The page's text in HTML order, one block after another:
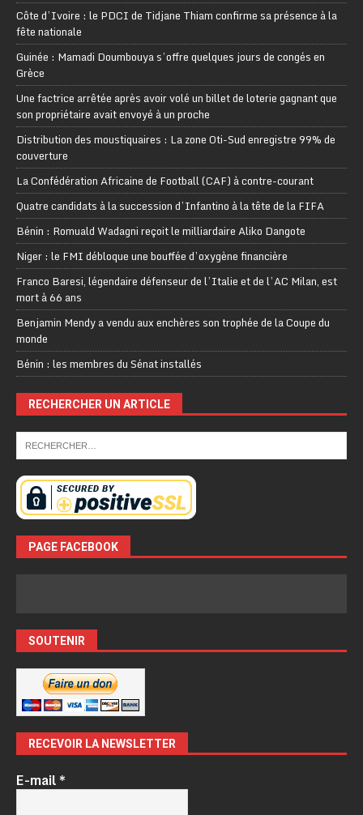
Côte d’Ivoire : le PDCI de Tidjane Thiam confirme sa présence à la
fête nationale
Guinée : Mamadi Doumbouya s’offre quelques jours de congés en
Grèce
Une factrice arrêtée après avoir volé un billet de loterie gagnant que
son propriétaire avait envoyé à un proche
Distribution des moustiquaires : La zone Oti-Sud enregistre 99% de
couverture
La Confédération Africaine de Football (CAF) à contre-courant
Quatre candidats à la succession d’Infantino à la tête de la FIFA
Bénin : Romuald Wadagni reçoit le milliardaire Aliko Dangote
Niger : le FMI débloque une bouffée d’oxygène financière
Franco Baresi, légendaire défenseur de l’Italie et de l’AC Milan, est
mort à 66 ans
Benjamin Mendy a vendu aux enchères son trophée de la Coupe du
monde
Bénin : les membres du Sénat installés
RECHERCHER UN ARTICLE
PAGE FACEBOOK
SOUTENIR
RECEVOIR LA NEWSLETTER
E-mail*